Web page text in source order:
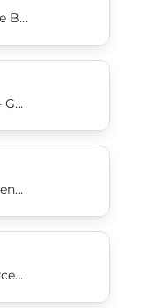
Solutions pour Salle Blanche
Produits
Bray International - Gamme De Produits
Bray® - Profil De L'entreprise
Tri Lok®
Válvula de Triple Excentricidad Tri Lok®